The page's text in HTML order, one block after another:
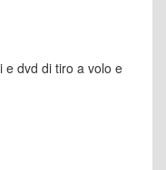
e dvd di tiro a volo e